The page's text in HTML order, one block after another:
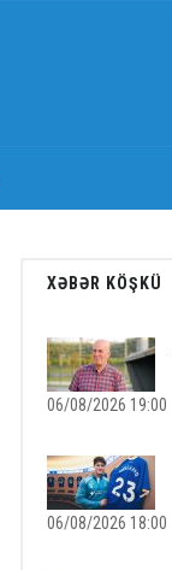
XƏBƏR KÖŞKÜ
06/08/2026 19:00
06/08/2026 18:00